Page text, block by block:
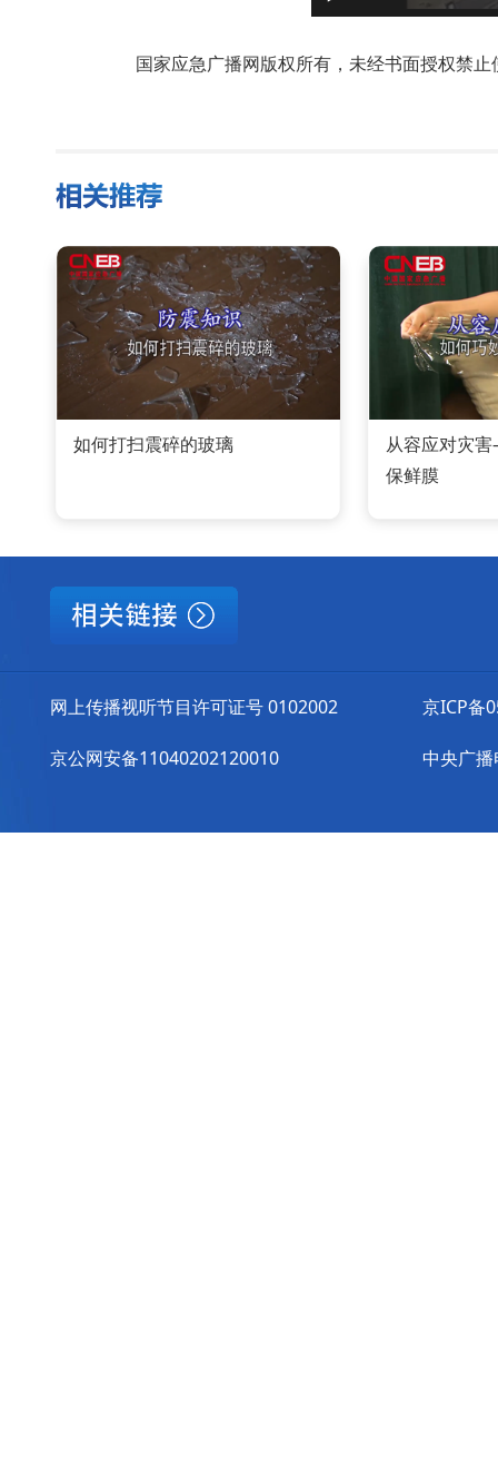
国家应急广播网版权所有，未经书面授权禁
如何打扫震碎的玻璃
从容应对灾
保鲜膜
网上传播视听节目许可证号 0102002
京公网安备11040202120010
京ICP备
中央广